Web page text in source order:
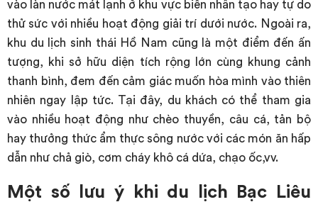
vào làn nước mát lạnh ở khu vực biển nhân tạo hay tự do
thử sức với nhiều hoạt động giải trí dưới nước. Ngoài ra,
khu du lịch sinh thái Hồ Nam cũng là một điểm đến ấn
tượng, khi sở hữu diện tích rộng lớn cùng khung cảnh
thanh bình, đem đến cảm giác muốn hòa mình vào thiên
nhiên ngay lập tức. Tại đây, du khách có thể tham gia
vào nhiều hoạt động như chèo thuyền, câu cá, tản bộ
hay thưởng thức ẩm thực sông nước với các món ăn hấp
dẫn như chả giò, cơm cháy khô cá dứa, chạo ốc,vv.
Một số lưu ý khi du lịch Bạc Liêu